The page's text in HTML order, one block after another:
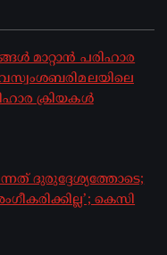
മാറ്റാൻ പരിഹാര
ക്രിയകൾ
ദുരുദ്ദേശ്യത്തോടെ;
കെസി